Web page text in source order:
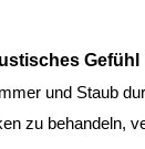
und Staub
zu behandeln,